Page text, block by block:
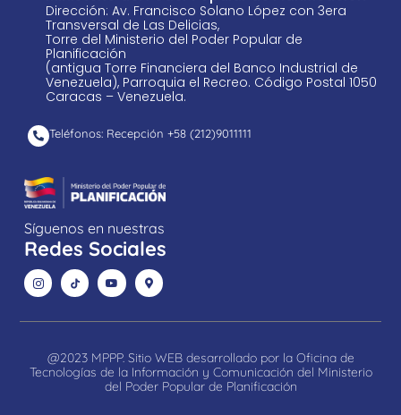
Dirección: Av. Francisco Solano López con 3era
Transversal de Las Delicias,
Torre del Ministerio del Poder Popular de
Planificación
(antigua Torre Financiera del Banco Industrial de
Venezuela), Parroquia el Recreo. Código Postal 1050
Caracas – Venezuela.
Teléfonos: Recepción +58 ​(212)9011111
Síguenos en nuestras
Redes Sociales
@2023 MPPP. Sitio WEB desarrollado por la Oficina de
Tecnologías de la Información y Comunicación del Ministerio
del Poder Popular de Planificación